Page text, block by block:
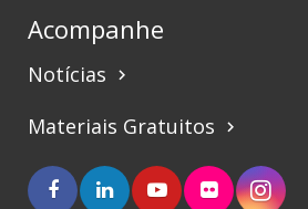
Acompanhe
Notícias keyboard_arrow_right
Materiais Gratuitos keyboard_arrow_right